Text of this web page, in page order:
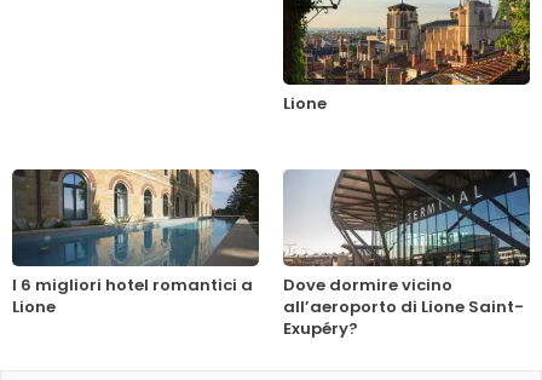
Lione
I 6 migliori hotel romantici a
Lione
Dove dormire vicino
all’aeroporto di Lione Saint-
Exupéry?